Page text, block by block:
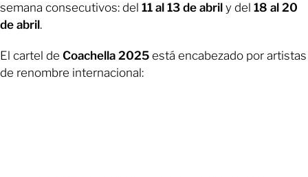
semana consecutivos: del 11 al 13 de abril y del 18 al 20
de abril.
El cartel de Coachella 2025 está encabezado por artistas
de renombre internacional: